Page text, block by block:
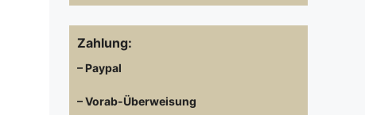
Zahlung:
– Paypal
– Vorab-Überweisung